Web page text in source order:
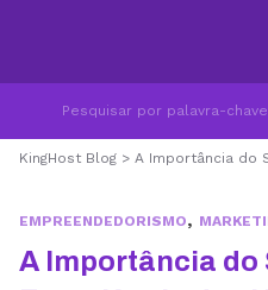
KingHost Blog > A Importância do
EMPREENDEDORISMO,
A Importância do